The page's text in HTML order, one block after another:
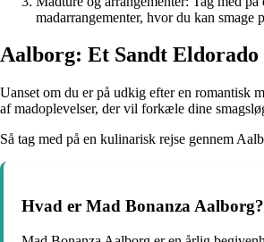
madarrangementer, hvor du kan smage
Aalborg: Et Sandt
Uanset om du er på udkig efter en romantisk
af madoplevelser, der vil forkæle dine
Så tag med på en kulinarisk rejse gennem
Hvad er Mad Bonanza Aalborg?